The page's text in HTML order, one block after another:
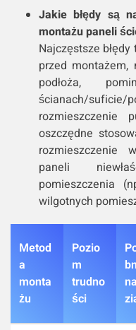
Jakie błędy są
montażu paneli
Najczęstsze
przed montażem,
podłoża,
ścianach/suficie/
rozmieszczenie
oszczędne
rozmieszczenie
paneli
pomieszczenia
wilgotnych
Metod
a
monta
żu
Pozio
m
trudno
ści